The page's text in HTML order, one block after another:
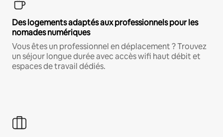
Des logements adaptés aux professionnels pour les
nomades numériques
Vous êtes un professionnel en déplacement ? Trouvez
un séjour longue durée avec accès wifi haut débit et
espaces de travail dédiés.